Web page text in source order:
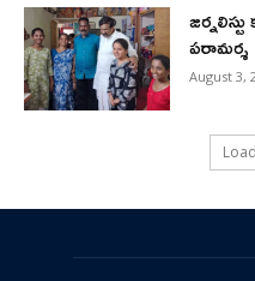
పరామర్శ
August 3,